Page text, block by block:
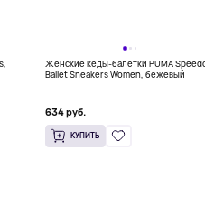
Женские кеды-балетки PUMA
Ballet Sneakers Women, бежевый
634 руб.
КУПИТЬ